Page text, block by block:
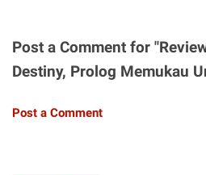
Post a Comment for
Destiny, Prolog Memukau
Post a Comment